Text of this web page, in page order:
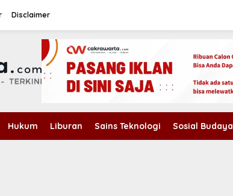
Disclaimer
Hukum Liburan Sains Teknologi Sosial Budaya